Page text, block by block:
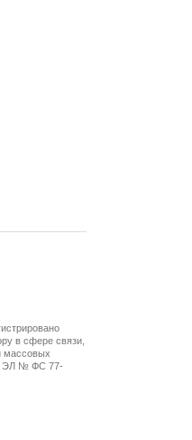
в сфере связи,
массовых
ЭЛ № ФС 77-